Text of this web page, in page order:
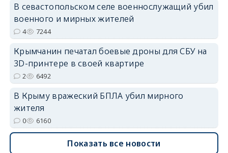
В севастопольском селе военнослужащий убил
военного и мирных жителей
4 7244
Крымчанин печатал боевые дроны для СБУ на
3D-принтере в своей квартире
2 6492
В Крыму вражеский БПЛА убил мирного
жителя
0 6160
Показать все новости